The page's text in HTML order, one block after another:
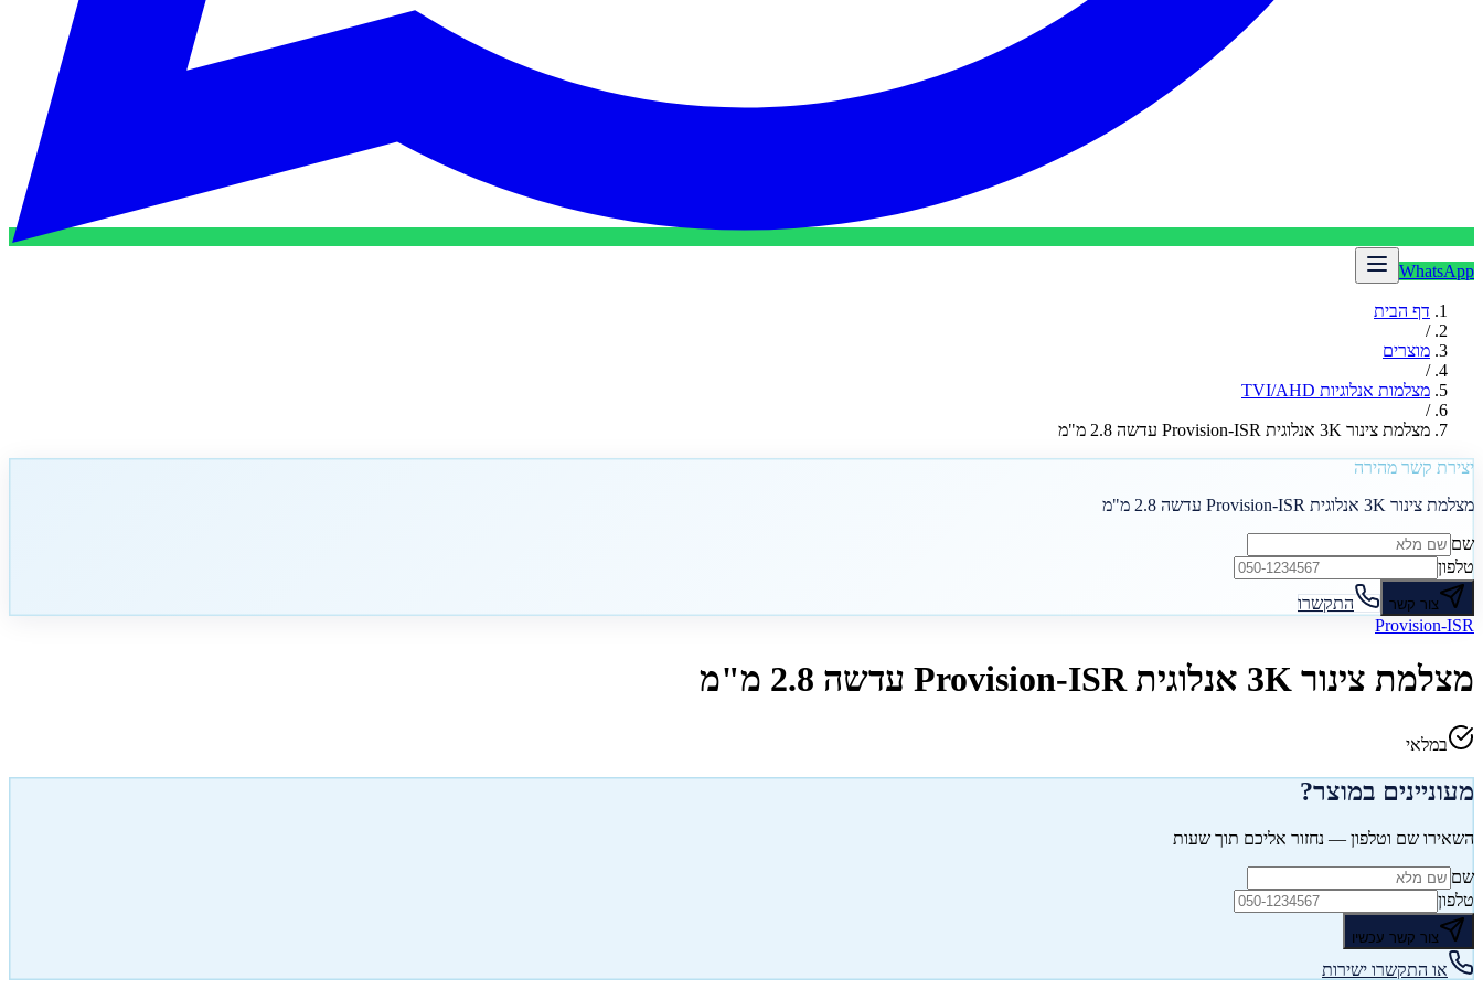
WhatsApp
דף הבית
/
מוצרים
/
מצלמות אנלוגיות TVI/AHD
/
מצלמת צינור 3K אנלוגית Provision-ISR עדשה 2.8 מ"מ
יצירת קשר מהירה
מצלמת צינור 3K אנלוגית Provision-ISR עדשה 2.8 מ"מ
שם
טלפון
צור קשר
התקשרו
Provision-ISR
מצלמת צינור 3K אנלוגית Provision-ISR עדשה 2.8 מ"מ
במלאי
מעוניינים במוצר?
השאירו שם וטלפון — נחזור אליכם תוך שעות
שם
טלפון
צור קשר עכשיו
או התקשרו ישירות